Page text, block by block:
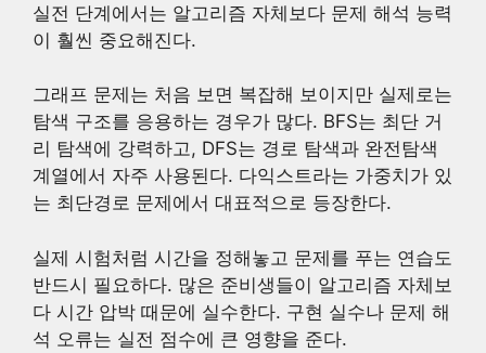
실전 단계에서는 알고리즘 자체보다 문제 해석 능력
이 훨씬 중요해진다.
그래프 문제는 처음 보면 복잡해 보이지만 실제로는
탐색 구조를 응용하는 경우가 많다. BFS는 최단 거
리 탐색에 강력하고, DFS는 경로 탐색과 완전탐색
계열에서 자주 사용된다. 다익스트라는 가중치가 있
는 최단경로 문제에서 대표적으로 등장한다.
실제 시험처럼 시간을 정해놓고 문제를 푸는 연습도
반드시 필요하다. 많은 준비생들이 알고리즘 자체보
다 시간 압박 때문에 실수한다. 구현 실수나 문제 해
석 오류는 실전 점수에 큰 영향을 준다.